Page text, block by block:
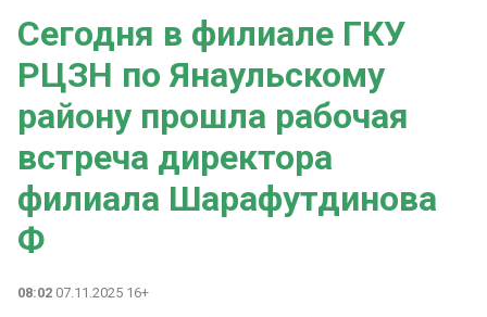
Сегодня в филиале ГКУ
РЦЗН по Янаульскому
району прошла рабочая
встреча директора
филиала Шарафутдинова
Ф
08:02 07.11.2025 16+